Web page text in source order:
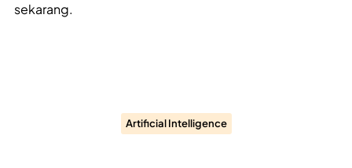
sekarang.
Artificial Intelligence